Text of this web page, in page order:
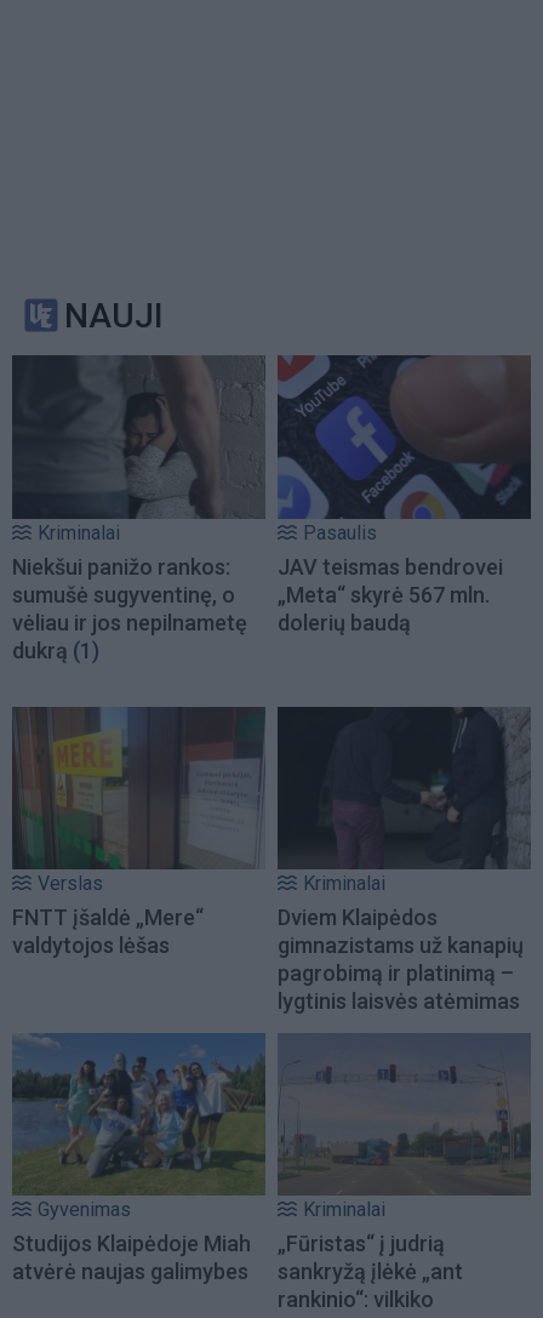
NAUJI
Kriminalai
Niekšui panižo rankos:
sumušė sugyventinę, o
vėliau ir jos nepilnametę
dukrą (1)
Pasaulis
JAV teismas bendrovei
„Meta“ skyrė 567 mln.
dolerių baudą
Verslas
FNTT įšaldė „Mere“
valdytojos lėšas
Kriminalai
Dviem Klaipėdos
gimnazistams už kanapių
pagrobimą ir platinimą –
lygtinis laisvės atėmimas
Gyvenimas
Studijos Klaipėdoje Miah
atvėrė naujas galimybes
Kriminalai
„Fūristas“ į judrią
sankryžą įlėkė „ant
rankinio“: vilkiko